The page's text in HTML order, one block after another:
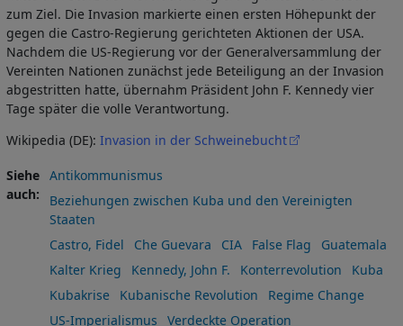
zum Ziel. Die Invasion markierte einen ersten Höhepunkt der
gegen die Castro-Regierung gerichteten Aktionen der USA.
Nachdem die US-Regierung vor der Generalversammlung der
Vereinten Nationen zunächst jede Beteiligung an der Invasion
abgestritten hatte, übernahm Präsident John F. Kennedy vier
Tage später die volle Verantwortung.
Wikipedia (DE): Invasion in der Schweinebucht
Siehe
auch
Antikommunismus
Beziehungen zwischen Kuba und den Vereinigten
Staaten
Castro, Fidel
Che Guevara CIA False Flag
Guatemala
Kalter Krieg
Kennedy, John F. Konterrevolution
Kuba
Kubakrise
Kubanische Revolution
Regime Change
US-Imperialismus
Verdeckte Operation